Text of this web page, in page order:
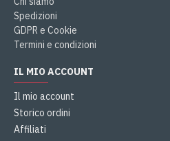
Spedizioni
GDPR e Cookie
Termini e condizioni
IL MIO ACCOUNT
Il mio account
Storico ordini
Affiliati